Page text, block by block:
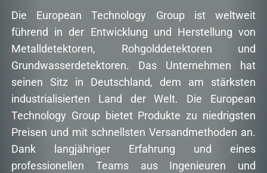
Die European Technology Group ist weltweit
führend in der Entwicklung und Herstellung von
Metalldetektoren, Rohgolddetektoren und
Grundwasserdetektoren. Das Unternehmen hat
seinen Sitz in Deutschland, dem am stärksten
industrialisierten Land der Welt. Die European
Technology Group bietet Produkte zu niedrigsten
Preisen und mit schnellsten Versandmethoden an.
Dank langjähriger Erfahrung und eines
professionellen Teams aus Ingenieuren und